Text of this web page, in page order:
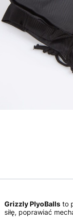
Grizzly PlyoBallsto
siłę, poprawiać